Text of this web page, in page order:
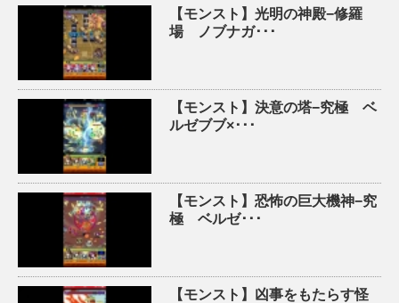
【モンスト】光明の神殿−修羅
場 ノブナガ･･･
【モンスト】決意の塔−究極 ベ
ルゼブブ×･･･
【モンスト】恐怖の巨大機神−究
極 ベルゼ･･･
【モンスト】凶事をもたらす怪